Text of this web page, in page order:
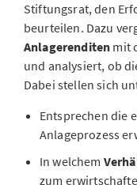
Stiftungsrat, den
beurteilen. Dazu
Anlagerenditen mit
und analysiert, ob
Dabei stellen sich
Entsprechen die
Anlageprozess
In welchem
zum